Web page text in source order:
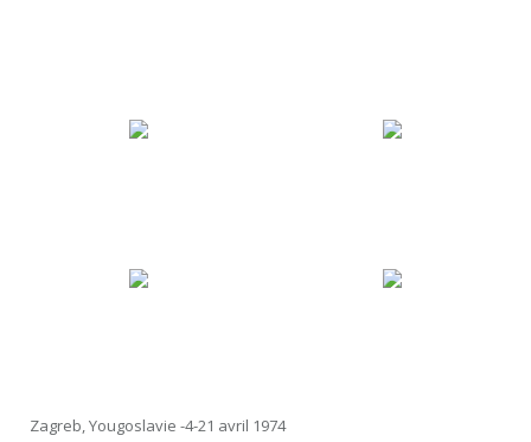
Zagreb, Yougoslavie -4-21 avril 1974